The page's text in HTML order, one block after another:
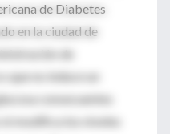
de Diabetes
en la ciudad de
de
que no induce un
consecuentes
modifica los niveles